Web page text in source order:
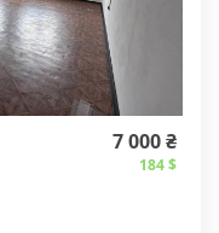
7 000 ₴
184 $